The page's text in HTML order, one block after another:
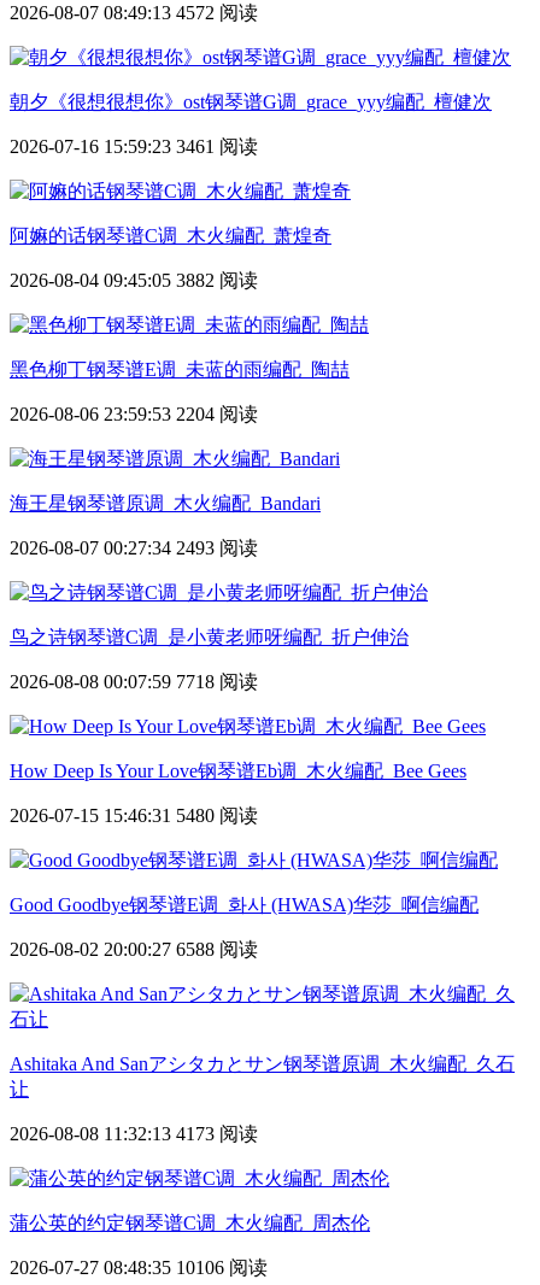
2026-08-07 08:49:13 4572 阅读
朝夕《很想很想你》ost钢琴谱G调_grace_yyy编配_檀健次
2026-07-16 15:59:23 3461 阅读
阿嫲的话钢琴谱C调_木火编配_萧煌奇
2026-08-04 09:45:05 3882 阅读
黑色柳丁钢琴谱E调_未蓝的雨编配_陶喆
2026-08-06 23:59:53 2204 阅读
海王星钢琴谱原调_木火编配_Bandari
2026-08-07 00:27:34 2493 阅读
鸟之诗钢琴谱C调_是小黄老师呀编配_折户伸治
2026-08-08 00:07:59 7718 阅读
How Deep Is Your Love钢琴谱Eb调_木火编配_Bee Gees
2026-07-15 15:46:31 5480 阅读
Good Goodbye钢琴谱E调_화사 (HWASA)华莎_啊信编配
2026-08-02 20:00:27 6588 阅读
Ashitaka And Sanアシタカとサン钢琴谱原调_木火编配_久石
让
2026-08-08 11:32:13 4173 阅读
蒲公英的约定钢琴谱C调_木火编配_周杰伦
2026-07-27 08:48:35 10106 阅读